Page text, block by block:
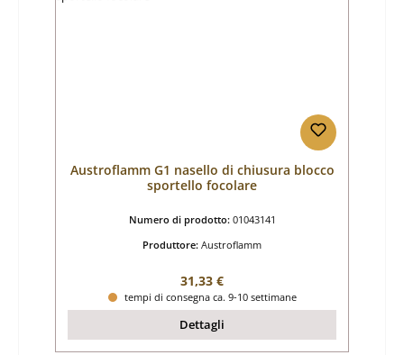
Austroflamm G1 nasello di chiusura blocco
sportello focolare
Numero di prodotto: 01043141
Produttore: Austroflamm
Prezzo normale:
31,33 €
tempi di consegna ca. 9-10 settimane
Dettagli